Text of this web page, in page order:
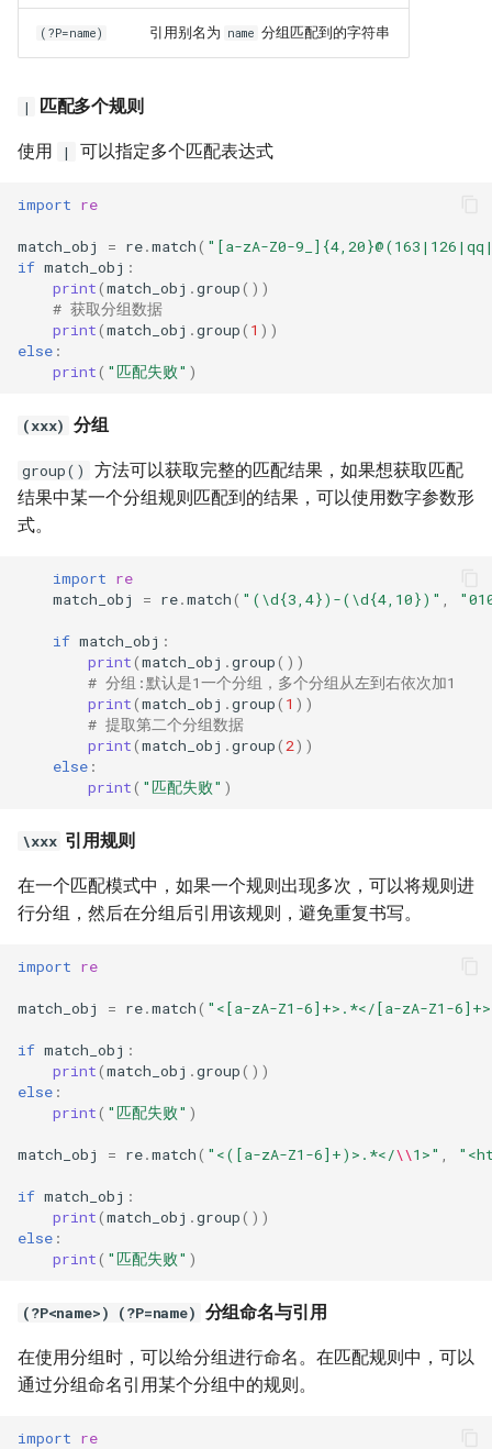
(?P=name) 引用别名为 name 分组匹配到的字符串
| 匹配多个规则
使用 | 可以指定多个匹配表达式
import re
match_obj = re.match( "[a-zA-Z0-
if match_obj :
print(match_obj .group())
# 获取分组数据
print(match_obj .group( 1 ))
else :
print( "匹配失败" )
(xxx) 分组
group()
方法可以获取完整的匹配结果，如果想获取匹配
结果中某一个分组规则匹配到的结果，可以使用数字参数形
式。
import re
match_obj
= re.match( "(\d{3,4})-(\d{4,10})"
if match_obj :
print(match_obj .group())
# 分组:默认是1一个分组，多个分组从左到右依次加1
print(match_obj .group( 1 ))
# 提取第二个分组数据
print(match_obj .group( 2))
else :
print( "匹配失败" )
\xxx 引用规则
在一个匹配模式中，如果一个规则出现多次，可以将规则进
行分组，然后在分组后引用该规则，避免重复书写。
import re
match_obj = re.match( "<[a-zA-Z1-6]+>.*</[a-zA-Z1-
if match_obj :
print(match_obj .group())
else :
print( "匹配失败" )
match_obj = re.match( "<([a-zA-Z1-6]+)>.*</\\1>"
if match_obj :
print(match_obj .group())
else :
print( "匹配失败" )
(?P<name>) (?P=name) 分组命名与引用
在使用分组时，可以给分组进行命名。在匹配规则中，可以
通过分组命名引用某个分组中的规则。
import re